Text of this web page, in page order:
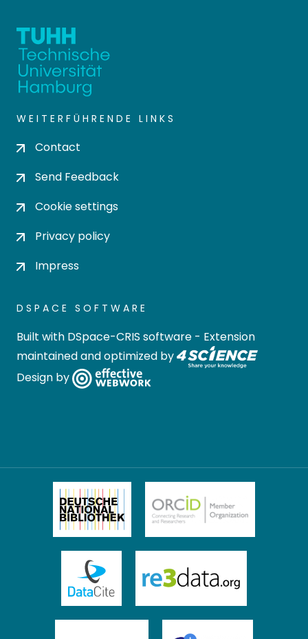
WEITERFÜHRENDE LINKS
Contact
Send Feedback
Cookie settings
Privacy policy
Impress
DSPACE SOFTWARE
Built with DSpace-CRIS software - Extension
maintained and optimized by
Design by